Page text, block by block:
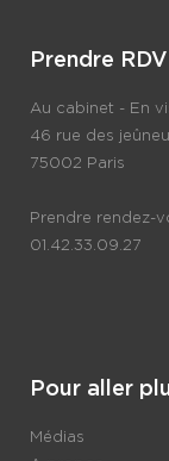
Prendre RDV
Au cabinet - En
46 rue des
75002 Paris
Prendre rendez-
01.42.33.09.27
Pour aller
Médias